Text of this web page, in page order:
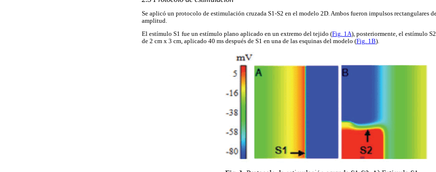
Se aplicó un protocolo de estimulación cruzada S1-S2 en el modelo 2D. Ambos fueron impulsos rectangulares
amplitud.
El estímulo S1 fue un estímulo plano aplicado en un extremo del tejido (Fig. 1A), posteriormente, el estímulo
de 2 cm x 3 cm, aplicado 40 ms después de S1 en una de las esquinas del modelo (Fig. 1B).